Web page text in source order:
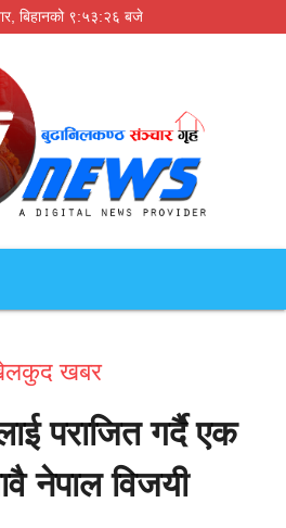
बिहानको ९:५३:२७ बजे
खबर
पराजित गर्दै एक
नेपाल विजयी